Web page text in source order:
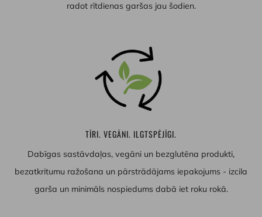
radot rītdienas garšas jau šodien.
TĪRI. VEGĀNI. ILGTSPĒJĪGI.
Dabīgas sastāvdaļas, vegāni un bezglutēna produkti,
bezatkritumu ražošana un pārstrādājams iepakojums - izcila
garša un minimāls nospiedums dabā iet roku rokā.